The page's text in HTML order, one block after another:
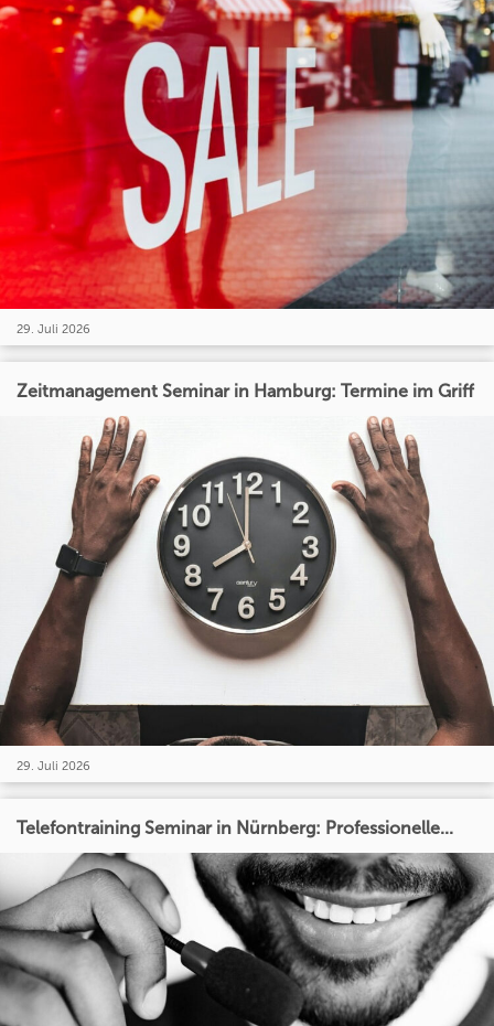
29. Juli 2026
Zeitmanagement Seminar in Hamburg: Termine im Griff
29. Juli 2026
Telefontraining Seminar in Nürnberg: Professionelle...